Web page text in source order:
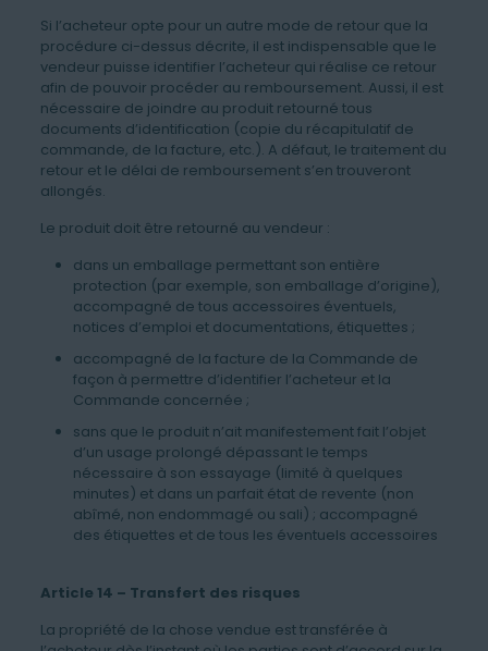
Si l’acheteur opte pour un autre mode de retour que la
procédure ci-dessus décrite, il est indispensable que le
vendeur puisse identifier l’acheteur qui réalise ce retour
afin de pouvoir procéder au remboursement. Aussi, il est
nécessaire de joindre au produit retourné tous
documents d’identification (copie du récapitulatif de
commande, de la facture, etc.). A défaut, le traitement du
retour et le délai de remboursement s’en trouveront
allongés.
Le produit doit être retourné au vendeur :
dans un emballage permettant son entière
protection (par exemple, son emballage d’origine),
accompagné de tous accessoires éventuels,
notices d’emploi et documentations, étiquettes ;
accompagné de la facture de la Commande de
façon à permettre d’identifier l’acheteur et la
Commande concernée ;
sans que le produit n’ait manifestement fait l’objet
d’un usage prolongé dépassant le temps
nécessaire à son essayage (limité à quelques
minutes) et dans un parfait état de revente (non
abîmé, non endommagé ou sali) ; accompagné
des étiquettes et de tous les éventuels accessoires
Article 14 – Transfert des risques
La propriété de la chose vendue est transférée à